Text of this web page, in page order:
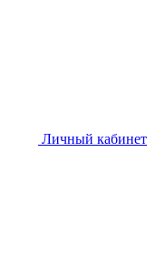
Личный кабинет